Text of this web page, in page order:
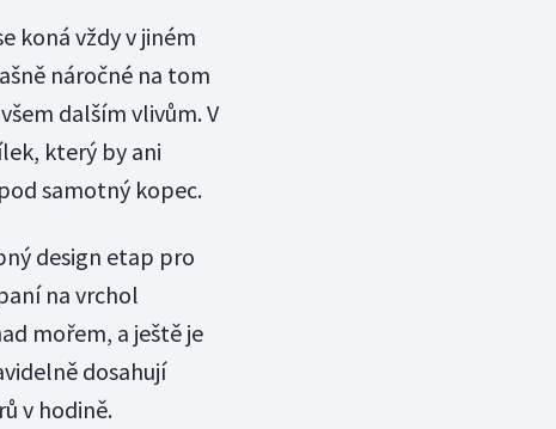
koná vždy v jiném
náročné na tom
dalším vlivům. V
který by ani
samotný kopec.
design etap pro
na vrchol
mořem, a ještě je
dosahují
v hodině.